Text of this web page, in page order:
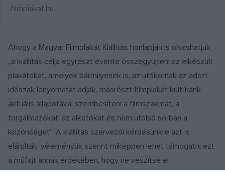
filmplakat.hu
Ahogy a Magyar Filmplakát Kiállítás honlapján is olvashatjuk,
„a kiállítás célja egyrészt évente összegyűjteni az elkészült
plakátokat, amelyek bármilyenek is, az utókornak az adott
időszak lenyomatát adják, másrészt filmplakát kultúránk
aktuális állapotával szembesíteni a filmszakmát, a
forgalmazókat, az alkotókat és nem utolsó sorban a
közönséget”. A kiállítás szervezői kérdésünkre azt is
elárulták, véleményük szerint miképpen lehet támogatni ezt
a műfajt annak érdekében, hogy ne veszítse el